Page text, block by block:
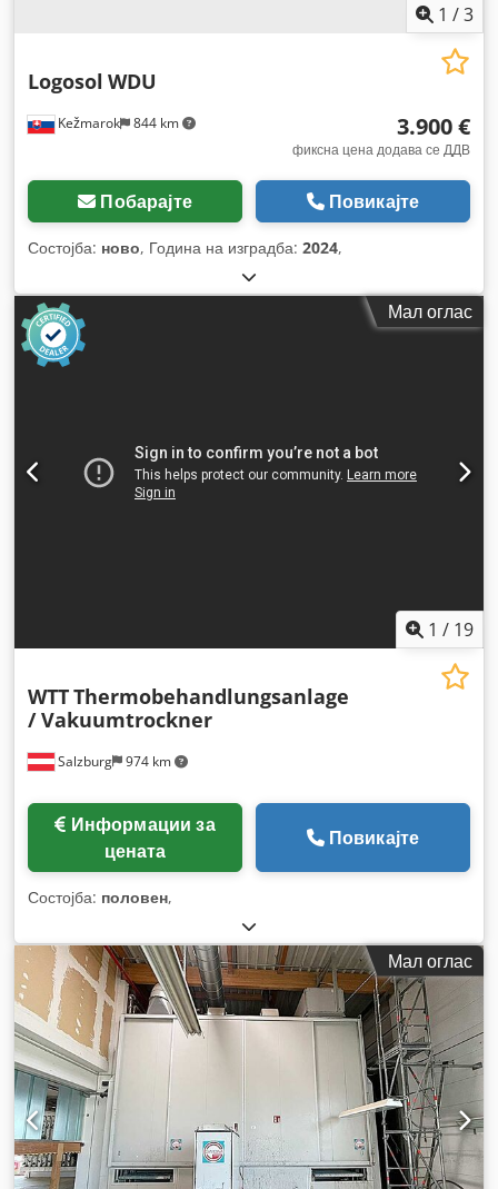
1 /3
Kežmarok 844 km
Logosol WDU
3.900 €
фиксна цена додава се ДДВ
Побарајте Повикајте
Состојба: ново, Година на изградба: 2024,
Мал оглас
1 / 19
Salzburg 974 km
WTTThermobehandlungsanlage
/ Vakuumtrockner
цената
Повикајте
Состојба: половен,
Мал оглас